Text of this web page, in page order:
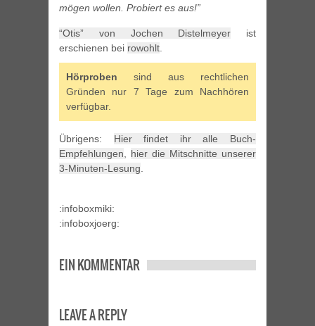
mögen wollen. Probiert es aus!”
“Otis” von Jochen Distelmeyer ist
erschienen bei rowohlt.
Hörproben sind aus rechtlichen
Gründen nur 7 Tage zum Nachhören
verfügbar.
Übrigens: Hier findet ihr alle Buch-
Empfehlungen, hier die Mitschnitte unserer
3-Minuten-Lesung.
:infoboxmiki:
:infoboxjoerg:
EIN KOMMENTAR
LEAVE A REPLY